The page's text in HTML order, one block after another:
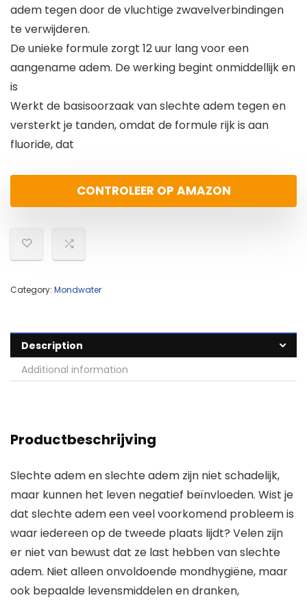
adem tegen door de vluchtige zwavelverbindingen
te verwijderen.
De unieke formule zorgt 12 uur lang voor een
aangename adem. De werking begint onmiddellijk en
is
Werkt de basisoorzaak van slechte adem tegen en
versterkt je tanden, omdat de formule rijk is aan
fluoride, dat
CONTROLEER OP AMAZON
Category: Mondwater
Description
Additional information
Productbeschrijving
Slechte adem en slechte adem zijn niet schadelijk,
maar kunnen het leven negatief beïnvloeden. Wist je
dat slechte adem een veel voorkomend probleem is
waar iedereen op de tweede plaats lijdt? Velen zijn
er niet van bewust dat ze last hebben van slechte
adem. Niet alleen onvoldoende mondhygiëne, maar
ook bepaalde levensmiddelen en dranken,